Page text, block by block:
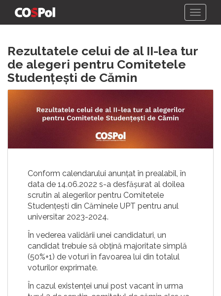
content
Rezultatele celui de al II-lea tur
de alegeri pentru Comitetele
Studențești de Cămin
Conform calendarului anunțat în prealabil, în
data de 14.06.2022 s-a desfășurat al doilea
scrutin al alegerilor pentru Comitetele
Studențești din Căminele UPT pentru anul
universitar 2023-2024.
În vederea validării unei candidaturi, un
candidat trebuie să obțină majoritate simplă
(50%+1) de voturi în favoarea lui din totalul
voturilor exprimate.
În cazul existenței unui post vacant în urma